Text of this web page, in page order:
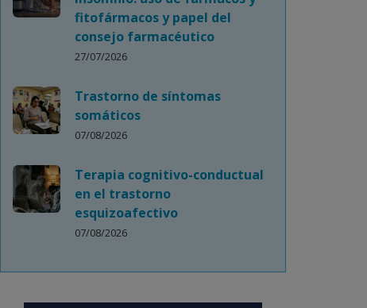
caso
fitofármacos y papel del
consejo farmacéutico
27/07/2026
Trastorno de síntomas
somáticos
07/08/2026
Terapia cognitivo-conductual
en el trastorno
esquizoafectivo
07/08/2026